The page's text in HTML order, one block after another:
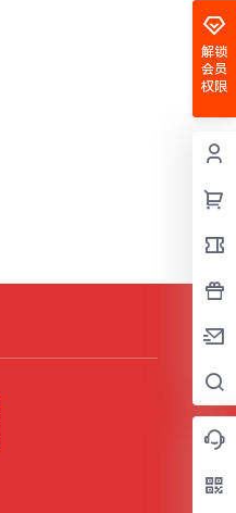
解锁
会员
权限